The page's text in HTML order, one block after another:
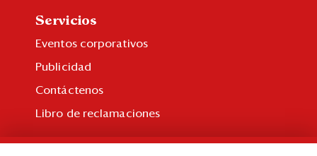
Servicios
Eventos corporativos
Publicidad
Contáctenos
Libro de reclamaciones